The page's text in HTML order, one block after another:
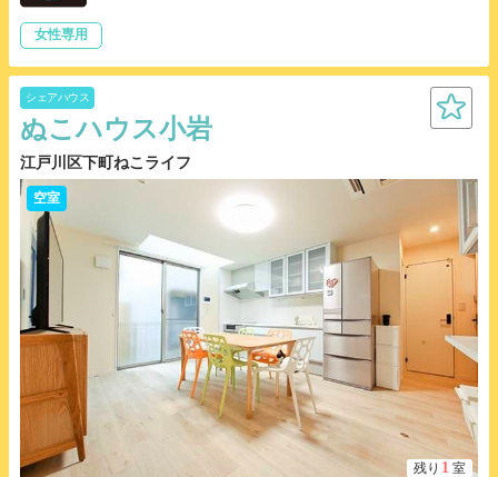
女性専用
シェアハウス
ぬこハウス小岩
江戸川区下町ねこライフ
空室
残り 1 室